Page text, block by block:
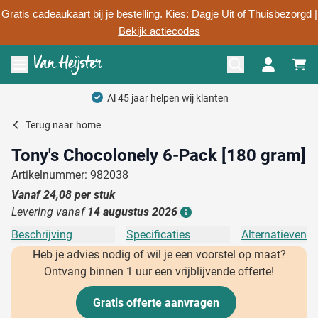
Gratis cadeaukaart bij je bestelling. Kies: Dagje Uit of Thuisbezorgd |
Bekijk actiecodes
Ga naar de inhoud
Menu openen
Al 45 jaar helpen wij klanten
Terug naar home
Tony's Chocolonely 6-Pack [180 gram]
Artikelnummer: 982038
Vanaf24,08 per stuk
Levering vanaf 14 augustus 2026
Beschrijving Specificaties
Alternatieven
Heb je advies nodig of wil je een voorstel op maat?
Ontvang binnen 1 uur een vrijblijvende offerte!
Gratis offerte aanvragen